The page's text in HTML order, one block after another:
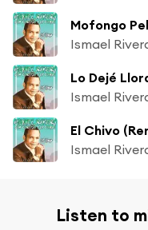
Mofongo
Ismael
Lo Dejé
Ismael
El Chivo
Ismael
Listen to